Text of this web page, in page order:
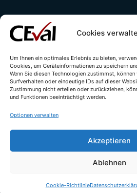
Cookies
Um Ihnen ein optimales Erlebnis zu bieten,
Cookies, um Geräteinformationen zu speichern
Wenn Sie diesen Technologien zustimmst,
Surfverhalten oder eindeutige IDs auf dieser
Zustimmung nicht erteilen oder zurückziehen,
und Funktionen beeinträchtigt werden.
Optionen verwalten
Akzeptieren
Ablehnen
Cookie-Richtlinie
Kontakt Impressum
Cookie-Richtlinie